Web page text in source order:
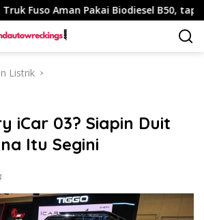
Aman Pakai Biodiesel B50, tapi Ada
Listrik
iCar 03? Siapin Duit
Itu Segini